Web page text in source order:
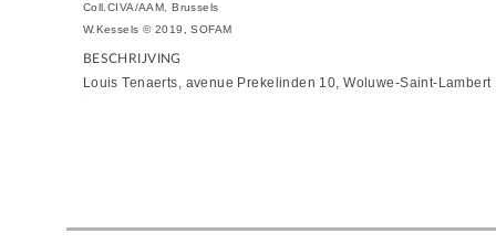
Coll.CIVA/AAM, Brussels
W.Kessels © 2019, SOFAM
BESCHRIJVING
Louis Tenaerts, avenue Prekelinden 10, Woluwe-Saint-Lambert